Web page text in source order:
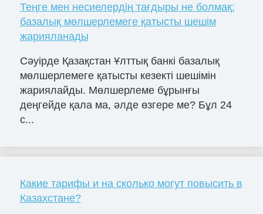
Теңге мен несиелердің тағдыры не болмақ:
базалық мөлшерлемеге қатысты шешім
жарияланады
Сәуірде Қазақстан Ұлттық банкі базалық
мөлшерлемеге қатысты кезекті шешімін
жариялайды. Мөлшерлеме бұрынғы
деңгейде қала ма, әлде өзгере ме? Бұл 24
с...
Какие тарифы и на сколько могут повысить в
Казахстане?